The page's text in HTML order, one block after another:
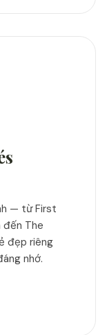
— từ First
đến The
đẹp riêng
nhớ.